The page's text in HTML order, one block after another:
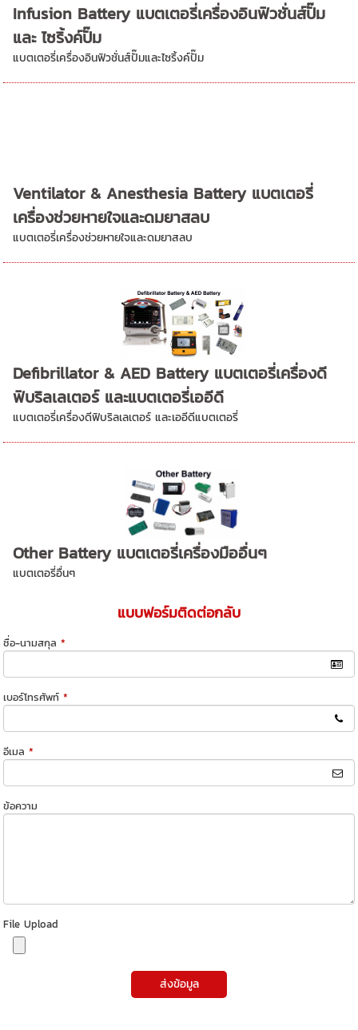
Infusion Battery แบตเตอรี่เครื่องอินฟิวชั่นส์ปั๊ม
และ ไซริ้งค์ปั๊ม
แบตเตอรี่เครื่องอินฟิวชั่นส์ปั๊มและไซริ้งค์ปั๊ม
Ventilator & Anesthesia Battery แบตเตอรี่
เครื่องช่วยหายใจและดมยาสลบ
แบตเตอรี่เครื่องช่วยหายใจและดมยาสลบ
Defibrillator & AED Battery แบตเตอรี่เครื่องดี
ฟิบริลเลเตอร์ และแบตเตอรี่เออีดี
แบตเตอรี่เครื่องดีฟิบริลเลเตอร์ และเออีดีแบตเตอรี่
Other Battery แบตเตอรี่เครื่องมืออื่นๆ
แบตเตอรี่อื่นๆ
แบบฟอร์มติดต่อกลับ
ชื่อ-นามสกุล *
เบอร์โทรศัพท์ *
อีเมล *
ข้อความ
File Upload
ส่งข้อมูล